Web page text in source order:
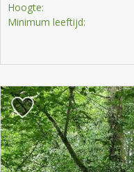
Hoogte:
Minimum leeftijd: